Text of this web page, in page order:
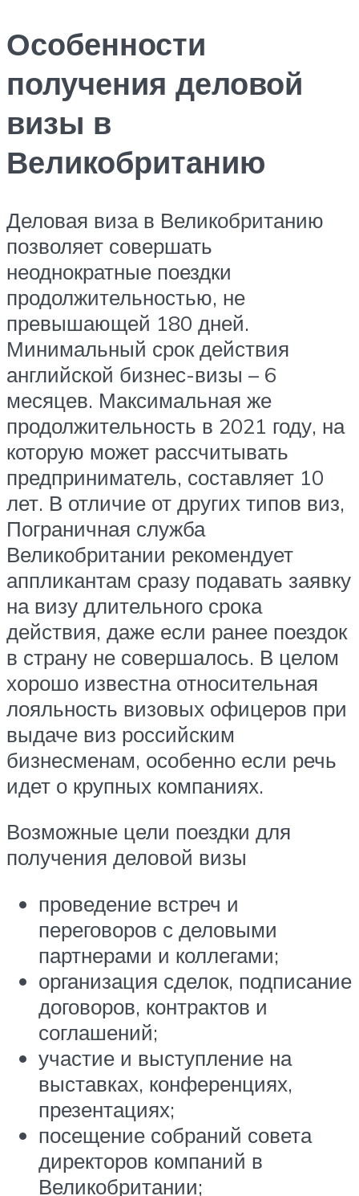
Особенности
получения деловой
визы в
Великобританию
Деловая виза в Великобританию
позволяет совершать
неоднократные поездки
продолжительностью, не
превышающей 180 дней.
Минимальный срок действия
английской бизнес-визы – 6
месяцев. Максимальная же
продолжительность в 2021 году, на
которую может рассчитывать
предприниматель, составляет 10
лет. В отличие от других типов виз,
Пограничная служба
Великобритании рекомендует
аппликантам сразу подавать заявку
на визу длительного срока
действия, даже если ранее поездок
в страну не совершалось. В целом
хорошо известна относительная
лояльность визовых офицеров при
выдаче виз российским
бизнесменам, особенно если речь
идет о крупных компаниях.
Возможные цели поездки для
получения деловой визы
проведение встреч и
переговоров с деловыми
партнерами и коллегами;
организация сделок, подписание
договоров, контрактов и
соглашений;
участие и выступление на
выставках, конференциях,
презентациях;
посещение собраний совета
директоров компаний в
Великобритании;